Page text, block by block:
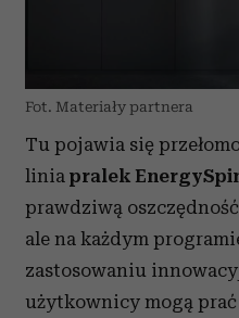
Fot. Materiały partnera
Tu pojawia się
linia pralek
prawdziwą
ale na każdym
zastosowaniu
użytkownicy mogą